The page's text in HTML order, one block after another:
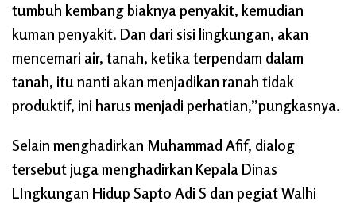
tumbuh kembang biaknya penyakit, kemudian
kuman penyakit. Dan dari sisi lingkungan, akan
mencemari air, tanah, ketika terpendam dalam
tanah, itu nanti akan menjadikan ranah tidak
produktif, ini harus menjadi perhatian,”pungkasnya.
Selain menghadirkan Muhammad Afif, dialog
tersebut juga menghadirkan Kepala Dinas
LIngkungan Hidup Sapto Adi S dan pegiat Walhi